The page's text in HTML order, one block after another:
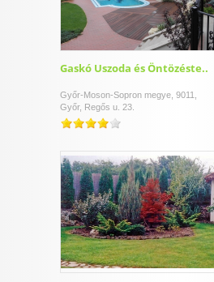
Gaskó Uszoda és Öntözéste..
Győr-Moson-Sopron megye, 9011,
Győr, Regős u. 23.